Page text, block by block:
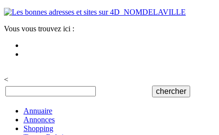
Vous vous trouvez ici :
<
Annuaire
Annonces
Shopping